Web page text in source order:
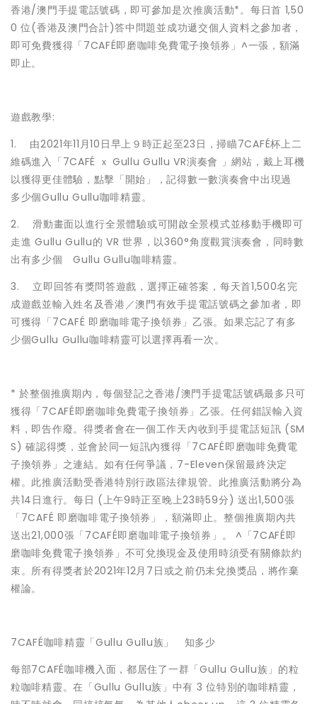
香港/澳門手提電話號碼，即可參加是次推廣活動*。每日首 1,50
0 位(香港及澳門合計)答中問題並成功遞交個人資料之參加者，
即可免費獲得「7CAFÉ即磨咖啡免費電子換領券」^一張，額滿
即止。
遊戲教學:
1. 由2021年11月10日早上９時正起至23日，掃瞄7CAFÉ杯上二
維碼進入「7CAFÉ ｘ Gullu Gullu VR演奏會 」網站，戴上耳機
以獲得更佳體驗，點擊「開始」，記得數一數演奏會中出現過
多少個Gullu Gullu咖啡精靈。
2. 滑動畫面以進行全景體驗或可開啟全景模式並移動手機即可
走進 Gullu Gullu的 VR 世界，以360°角度觀賞演奏會，同時數
出有多少個 Gullu Gullu咖啡精靈。
3. 立即回答有獎問答遊戲，選擇正確答案，每天首1,500名完
成遊戲並輸入姓名及香港／澳門有效手提電話號碼之參加者，即
可獲得「7CAFÉ 即磨咖啡電子換領券」乙張。如果忘記了有多
少個Gullu Gullu咖啡精靈可以選擇再看一次。
* 於整個推廣期內，每個登記之香港/澳門手提電話號碼最多只可
獲得「7CAFÉ即磨咖啡免費電子換領券」乙張。任何錯誤輸入資
料，即告作廢。得獎者會在一個工作天內收到手提電話短訊 (SM
S) 確認得獎，並會於同一短訊內獲得「7CAFÉ即磨咖啡免費電
子換領券」之連結。如有任何爭議，7-Eleven保留最終決定
權。此推廣活動受香港特別行政區法律規管。此推廣活動將分為
共14日進行。每日 (上午9時正至晚上23時59分) 送出1,500張
「7CAFÉ 即磨咖啡電子換領券」，額滿即止。整個推廣期內共
送出21,000張「7CAFÉ即磨咖啡電子換領券」。 ^「7CAFÉ即
磨咖啡免費電子換領券」不可兌換現金及使用時須受有關條款約
束。所有得獎者於2021年12月7日或之前仍未兌換獎品，將作棄
權論。
7CAFÉ咖啡精靈「Gullu Gullu族」 知多少
每部7CAFÉ咖啡機入面，都居住了一群「Gullu Gullu族」的粒
粒咖啡精靈。在「Gullu Gullu族」中有 3 位特別的咖啡精靈，